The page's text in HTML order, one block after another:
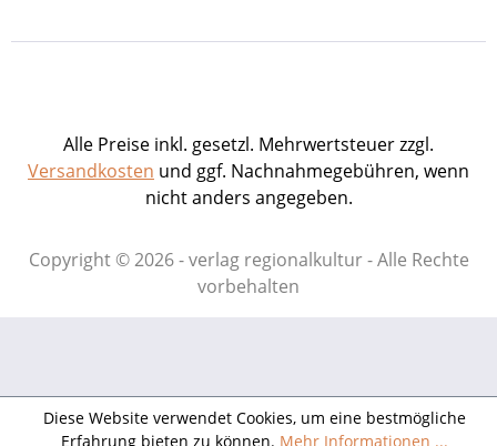
Alle Preise inkl. gesetzl. Mehrwertsteuer zzgl.
Versandkosten und ggf. Nachnahmegebühren, wenn
nicht anders angegeben.
Copyright © 2026 - verlag regionalkultur - Alle Rechte
vorbehalten
Diese Website verwendet Cookies, um eine bestmögliche
Erfahrung bieten zu können. Mehr Informationen ...